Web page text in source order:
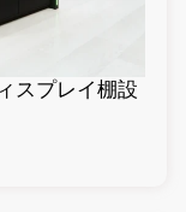
スプレイ棚設